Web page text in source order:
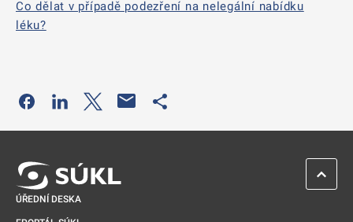
Co dělat v případě podezření na nelegální nabídku
léku?
Odkaz se otevře na nové kartě
Odkaz se otevře na nové kartě
Odkaz se otevře na nové kartě
ÚŘEDNÍ DESKA
ZPĚT